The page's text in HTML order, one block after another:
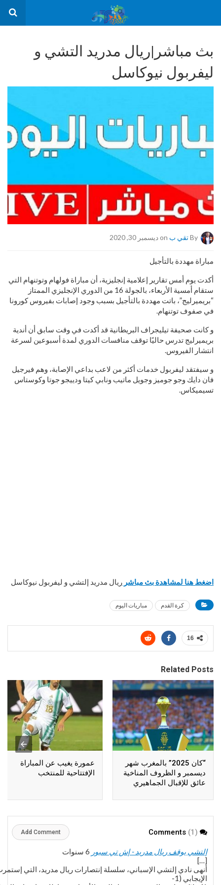
بث مباشر|ريال مدريد التشي و
ليفربول نيوكاسل
Byتقي ب
مباراة مهددة بالتأجيل
أكدت يوم أمس تقارير إعلامية إنجليزية، أن مباراة فولهام وتوتنهام التي
ستقام أمسية الأربعاء، بالجولة 16 من الدوري الإنجليزي الممتاز
“بريميرليج”، باتت مهددة بالتأجيل بسبب وجود إصابات بفيروس كورونا
في صفوف توتنهام.
و كانت صحيفة تيليجراف البريطانية قد أكدت في وقت سابق أن أندية
بريميرليج تدرس حاليًا توقف منافسات الدوري لمدة أسبوعين لسرعة
انتشار الفيروس.
و سيفتقد ليفربول خدمات أكثر من لاعب بداعي الإصابة، وهم فيرجيل
فان دايك وجو جوميز وجويل ماتيب ونابي كيتا ودييجو جوتا وكوستاس
تسيميكاس.
اضغط هنا لمشاهدة بث مباشر ريال مدريد إلتشي و ليفربول نيوكاسل
كرة القدم مباريات اليوم
16
Related Posts
“كان 2025” بالمغرب شهر
ديسمبر و الظروف المناخية
عائق للإقبال الجماهيري
عمورة يغيب عن المباراة
الإفتتاحية للمنتخب
(1)
Add Comment
إلتشي يوقف ريال مدريد - إش تي سبور 6 سنوات
[…]
أنهى نادي إلتشي الإسباني، سلسلة إنتصارات ريال مدريد، التي
الإيجابي (1-